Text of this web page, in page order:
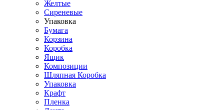
Желтые
Сиреневые
Упаковка
Бумага
Корзина
Коробка
Ящик
Композиции
Шляпная Коробка
Упаковка
Крафт
Пленка